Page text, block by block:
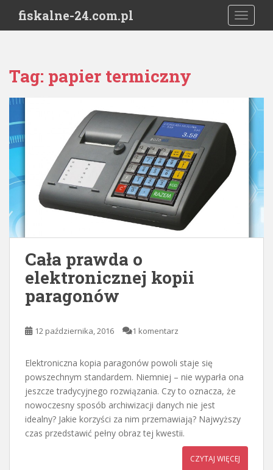
i
fiskalne-24.com.pl
Tag: papier termiczny
Cała prawda o
elektronicznej kopii
paragonów
12 października, 2016 1 komentarz
Elektroniczna kopia paragonów powoli staje się
powszechnym standardem. Niemniej – nie wyparła ona
jeszcze tradycyjnego rozwiązania. Czy to oznacza, że
nowoczesny sposób archiwizacji danych nie jest
idealny? Jakie korzyści za nim przemawiają? Najwyższy
czas przedstawić pełny obraz tej kwestii.
CZYTAJ WIĘCEJ